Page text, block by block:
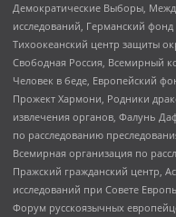
Демократические Выборы,
исследований, Германский
Тихоокеанский центр защиты
Свободная Россия, Всемирный
Человек в беде, Европейский
Прожект Хармони, Родники
извлечения органов, Фалунь
по расследованию
Всемирная организация по
Пражский гражданский центр,
исследований при Совете
Форум русскоязычных